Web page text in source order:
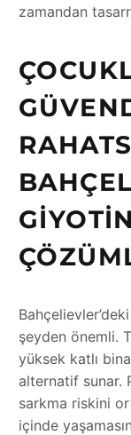
zamandan
şeyden önemli.
yüksek katlı
alternatif sunar.
sarkma riskini
içinde